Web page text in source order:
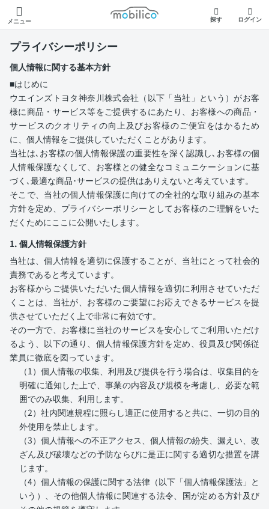
メニュー
モビリコ
探す ログイン
プライバシーポリシー
個人情報に関する基本方針
■はじめに
ウエインズトヨタ神奈川株式会社（以下「当社」という）がお客
様に商品・サービス等をご提供するにあたり、お客様への商品・
サービスのクオリティの向上及びお客様のご便宜をはかるため
に、個人情報をご提供していただくことがあります。
当社は､お客様の個人情報保護の重要性を深く認識し､お客様の個
人情報保護なくして、お客様との健全なコミュニケーションに基
づく､最適な商品･サービスの提供はありえないと考えています。
そこで、当社の個人情報保護に向けての全社的な取り組みの基本
方針を定め、プライバシーポリシーとしてお客様のご理解をいた
だくためにここに公開いたします。
1. 個人情報保護方針
当社は、個人情報を適切に保護することが、当社にとって社会的
責務であると考えています。
お客様からご提供いただいた個人情報を適切に利用させていただ
くことは、当社が、お客様のご要望にお応えできるサービスを提
供させていただく上で非常に有効です。
その一方で、お客様に当社のサービスを安心してご利用いただけ
るよう、以下の通り、個人情報保護方針を定め、役員及び関係従
業員に徹底を図っています。
（1）個人情報の収集、利用及び提供を行う場合は、収集目的を
明確に通知した上で、事業の内容及び規模を考慮し、必要な範
囲でのみ収集、利用します。
（2）社内関連規程に照らし適正に使用すると共に、一切の目的
外使用を禁止します。
（3）個人情報への不正アクセス、個人情報の紛失、漏えい、改
ざん及び破壊などの予防ならびに是正に関する適切な措置を講
じます。
（4）個人情報の保護に関する法律（以下「個人情報保護法」と
いう）、その他個人情報に関連する法令、国が定める方針及び